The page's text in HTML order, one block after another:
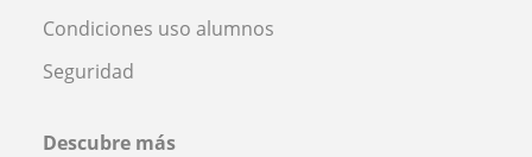
Condiciones uso alumnos
Seguridad
Descubre más